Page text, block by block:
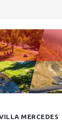
MERCEDES